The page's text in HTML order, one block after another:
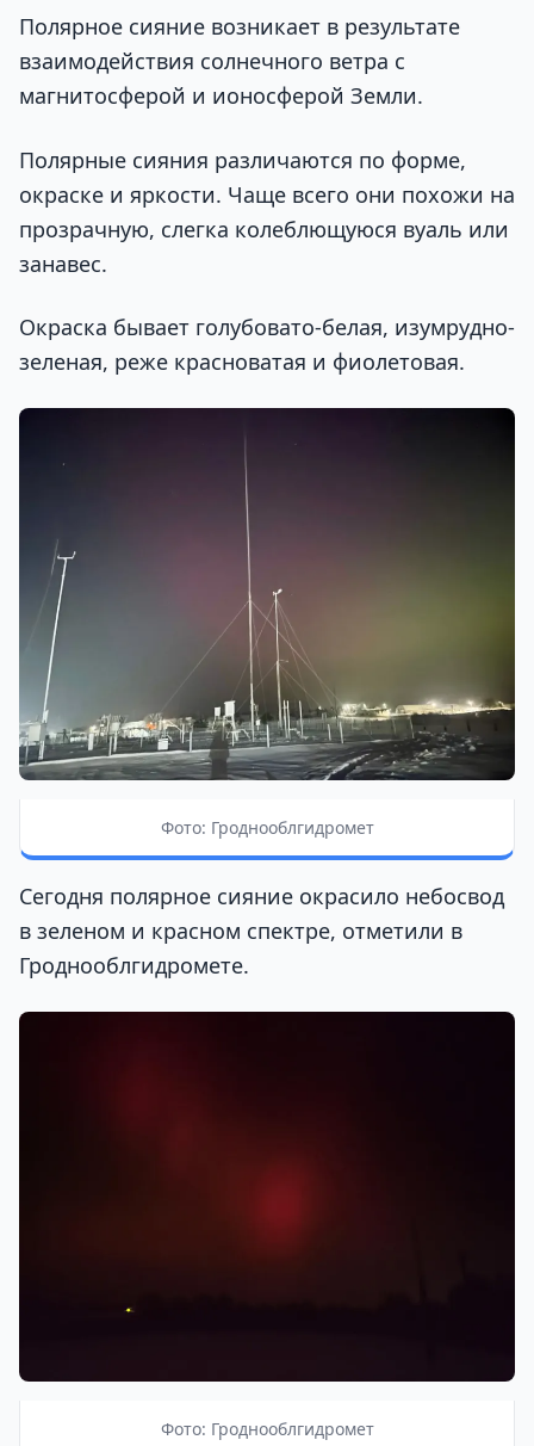
Полярное сияние возникает в результате
взаимодействия солнечного ветра с
магнитосферой и ионосферой Земли.
Полярные сияния различаются по форме,
окраске и яркости. Чаще всего они похожи на
прозрачную, слегка колеблющуюся вуаль или
занавес.
Окраска бывает голубовато-белая, изумрудно-
зеленая, реже красноватая и фиолетовая.
Фото: Гроднооблгидромет
Сегодня полярное сияние окрасило небосвод
в зеленом и красном спектре, отметили в
Гроднооблгидромете.
Фото: Гроднооблгидромет